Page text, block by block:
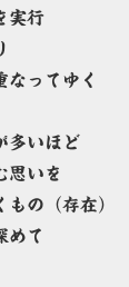
行
てゆく
いほど
いを
存在）
めて